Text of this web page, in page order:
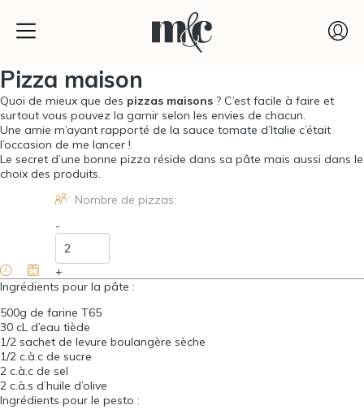
Pizza maison
Quoi de mieux que des pizzas maisons ? C’est facile à faire et
surtout vous pouvez la garnir selon les envies de chacun.
Une amie m’ayant rapporté de la sauce tomate d’Italie c’était
l’occasion de me lancer !
Le secret d’une bonne pizza réside dans sa pâte mais aussi dans le
choix des produits.
Nombre de pizzas:
-
+
Ingrédients pour la pâte :
500g de farine T65
30 cL d’eau tiède
1/2 sachet de levure boulangère sèche
1/2 c.à.c de sucre
2 c.à.c de sel
2 c.à.s d’huile d’olive
Ingrédients pour le pesto :